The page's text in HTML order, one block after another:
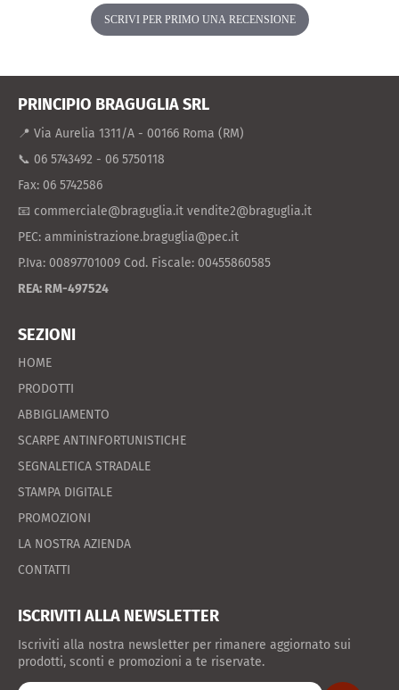
SCRIVI PER PRIMO UNA RECENSIONE
PRINCIPIO BRAGUGLIA SRL
📍 Via Aurelia 1311/A - 00166 Roma (RM)
📞 06 5743492 - 06 5750118
Fax: 06 5742586
📧 commerciale@braguglia.it vendite2@braguglia.it
PEC: amministrazione.braguglia@pec.it
P.Iva: 00897701009 Cod. Fiscale: 00455860585
REA: RM-497524
SEZIONI
HOME
PRODOTTI
ABBIGLIAMENTO
SCARPE ANTINFORTUNISTICHE
SEGNALETICA STRADALE
STAMPA DIGITALE
PROMOZIONI
LA NOSTRA AZIENDA
CONTATTI
ISCRIVITI ALLA NEWSLETTER
Iscriviti alla nostra newsletter per rimanere aggiornato sui
prodotti, sconti e promozioni a te riservate.